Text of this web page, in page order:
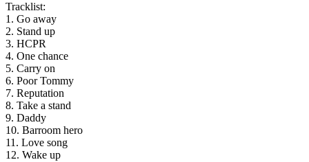
Tracklist:
1. Go away
2. Stand up
3. HCPR
4. One chance
5. Carry on
6. Poor Tommy
7. Reputation
8. Take a stand
9. Daddy
10. Barroom hero
11. Love song
12. Wake up